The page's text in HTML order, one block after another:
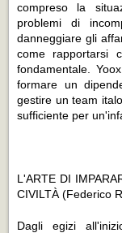
compreso la
problemi di
danneggiare gli
come rapportarsi
fondamentale.
formare un
gestire un team
sufficiente per
L'ARTE DI
CIVILTÀ (Federico
Dagli egizi